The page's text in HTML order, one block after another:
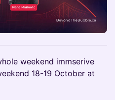
weekend immserive
18-19 October at